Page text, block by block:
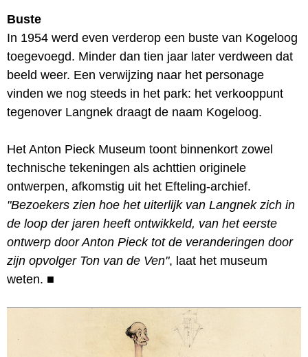
Buste
In 1954 werd even verderop een buste van Kogeloog
toegevoegd. Minder dan tien jaar later verdween dat
beeld weer. Een verwijzing naar het personage
vinden we nog steeds in het park: het verkooppunt
tegenover Langnek draagt de naam Kogeloog.
Het Anton Pieck Museum toont binnenkort zowel
technische tekeningen als achttien originele
ontwerpen, afkomstig uit het Efteling-archief.
"Bezoekers zien hoe het uiterlijk van Langnek zich in
de loop der jaren heeft ontwikkeld, van het eerste
ontwerp door Anton Pieck tot de veranderingen door
zijn opvolger Ton van de Ven", laat het museum
weten. ■